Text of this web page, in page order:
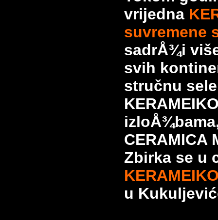
vrijedna
suvremene
sadrÅ¾i
svih
stručnu
CERAMICA
Zbirka se u
u